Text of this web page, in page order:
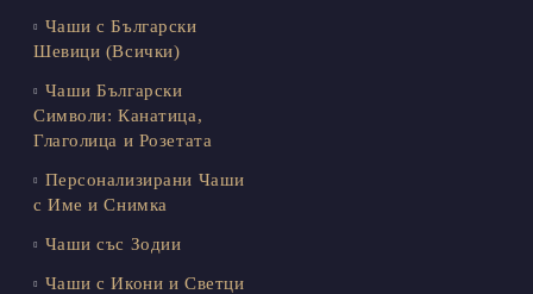
Чаши с Български
Шевици (Всички)
Чаши Български
Символи: Канатица,
Глаголица и Розетата
Персонализирани Чаши
с Име и Снимка
Чаши със Зодии
Чаши с Икони и Светци